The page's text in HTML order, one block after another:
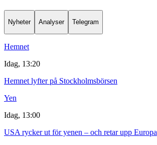
Nyheter Analyser Telegram
Hemnet
Idag, 13:20
Hemnet lyfter på Stockholmsbörsen
Yen
Idag, 13:00
USA rycker ut för yenen – och retar upp Europa